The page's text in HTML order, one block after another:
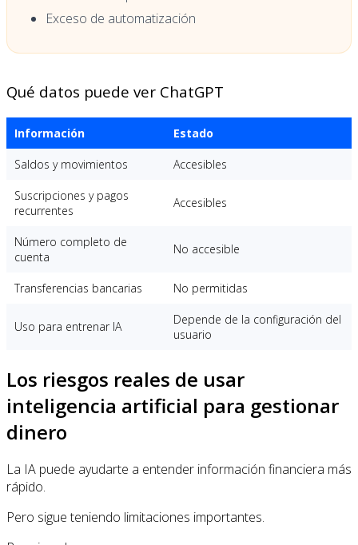
Exceso de automatización
Qué datos puede ver ChatGPT
Información Estado
Saldos y movimientos Accesibles
Suscripciones y pagos
recurrentes
Accesibles
Número completo de
cuenta
No accesible
Transferencias bancarias No permitidas
Uso para entrenar IA
Depende de la configuración del
usuario
Los riesgos reales de usar
inteligencia artificial para gestionar
dinero
La IA puede ayudarte a entender información financiera más
rápido.
Pero sigue teniendo limitaciones importantes.